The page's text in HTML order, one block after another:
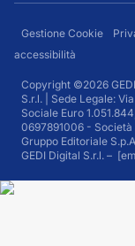
Gestione Cookie
accessibilità
Copyright ©2026
S.r.l. | Sede Legale:
Sociale Euro
0697891006 - Società
Gruppo Editoriale
GEDI Digital S.r.l. –